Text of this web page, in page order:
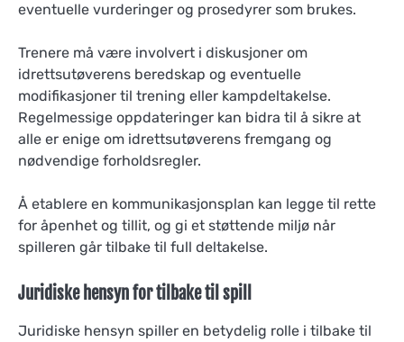
eventuelle vurderinger og prosedyrer som brukes.
Trenere må være involvert i diskusjoner om
idrettsutøverens beredskap og eventuelle
modifikasjoner til trening eller kampdeltakelse.
Regelmessige oppdateringer kan bidra til å sikre at
alle er enige om idrettsutøverens fremgang og
nødvendige forholdsregler.
Å etablere en kommunikasjonsplan kan legge til rette
for åpenhet og tillit, og gi et støttende miljø når
spilleren går tilbake til full deltakelse.
Juridiske hensyn for tilbake til spill
Juridiske hensyn spiller en betydelig rolle i tilbake til